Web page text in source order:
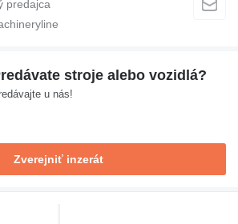
stroje alebo vozidlá?
u nás!
Zverejniť inzerát